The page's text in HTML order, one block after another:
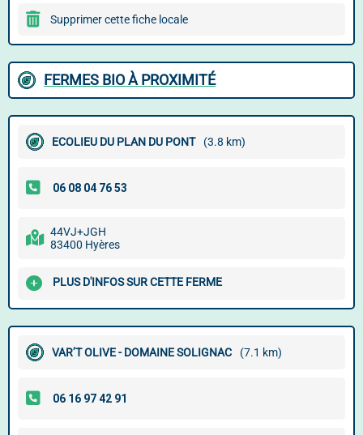
Supprimer cette fiche locale
FERMES BIO À PROXIMITÉ
ECOLIEU DU PLAN DU PONT (3.8 km)
44VJ+JGH
83400 Hyères
PLUS D'INFOS SUR CETTE FERME
VAR’T OLIVE - DOMAINE SOLIGNAC (7.1 km)